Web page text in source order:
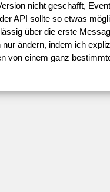
nicht geschafft,
API sollte so etwas
über die erste
ändern, indem ich
von einem ganz